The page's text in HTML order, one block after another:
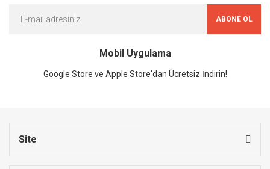
ABONE OL
Mobil Uygulama
Google Store ve Apple Store'dan Ücretsiz İndirin!
Site